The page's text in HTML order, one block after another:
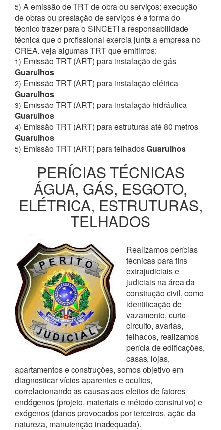
5) A emissão de TRT de obra ou serviços: execução
de obras ou prestação de serviços é a forma do
técnico trazer para o SINCETI a responsabilidade
técnica que o profissional exercia junta a empresa no
CREA, veja algumas TRT que emitimos;
1) Emissão TRT (ART) para instalação de gás
Guarulhos
2) Emissão TRT (ART) para instalação elétrica
Guarulhos
3) Emissão TRT (ART) para instalação hidráulica
Guarulhos
4) Emissão TRT (ART) para estruturas até 80 metros
Guarulhos
5) Emissão TRT (ART) para telhadosGuarulhos
PERÍCIAS TÉCNICAS
ÁGUA, GÁS, ESGOTO,
ELÉTRICA, ESTRUTURAS,
TELHADOS
Realizamos perícias
técnicas para fins
extrajudiciais e
judiciais na área da
construção civil, como
identificação de
vazamento, curto-
circuito, avarias,
telhados, realizamos
perícia de edificações,
casas, lojas,
apartamentos e construções, somos objetivo em
diagnosticar vícios aparentes e ocultos,
correlacionando as causas aos efeitos de fatores
endógenos (projeto, materiais e método construtivo) e
exógenos (danos provocados por terceiros, ação da
natureza, manutenção inadequada).